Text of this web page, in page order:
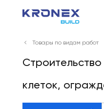
Товары по видам работ
клеток,